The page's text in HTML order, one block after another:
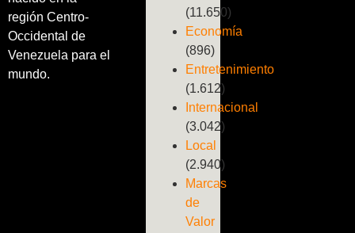
región Centro-
Occidental de
Venezuela para el
mundo.
(11.650)
Economía
(896)
Entretenimiento
(1.612)
Internacional
(3.042)
Local
(2.940)
Marcas
de
Valor